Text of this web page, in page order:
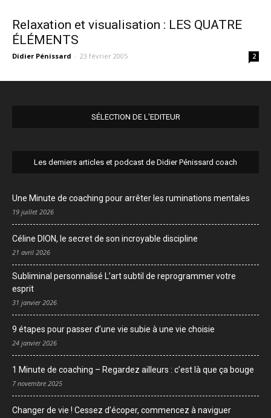
Relaxation et visualisation : LES QUATRE
ÉLÉMENTS
Didier Pénissard - 23 février 2005 2
SÉLECTION DE L'EDITEUR
Les derniers articles et podcast de Didier Pénissard coach
Une Minute de coaching pour arrêter les ruminations mentales
19 juillet 2026
Céline DION, le secret de son incroyable discipline
21 avril 2026
Subliminal personnalisé L’art subtil de reprogrammer votre
esprit
31 janvier 2026
9 étapes pour passer d’une vie subie à une vie choisie
24 janvier 2026
1 Minute de coaching – Regardez ailleurs : c’est là que ça bouge
7 novembre 2025
Changer de vie ! Cessez d’écoper, commencez à naviguer